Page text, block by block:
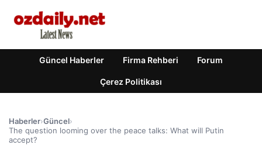
Güncel Haberler Firma Rehberi Forum
Çerez Politikası
Haberler›Güncel›
The question looming over the peace talks: What will Putin
accept?